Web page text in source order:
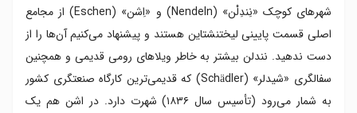
شهرهای کوچک «نِندِلْن» (Nendeln) و «اِشن» (Eschen) از مجامع
اصلی قسمت پایینی لیختنشتاین هستند و پیشنهاد می‌کنیم آن‌ها را از
دست ندهید. نندلن بیشتر به خاطر ویلاهای رومی قدیمی‌ و همچنین
سفالگری «شیدلر» (Schädler) که قدیمی‌ترین کارگاه صنعتگری کشور
به شمار می‌رود (تأسیس سال ۱۸۳۶) شهرت دارد. در اشن هم یک